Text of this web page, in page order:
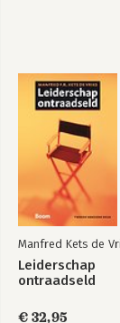
Manfred Kets de
Leiderschap
ontraadseld
€ 32,95